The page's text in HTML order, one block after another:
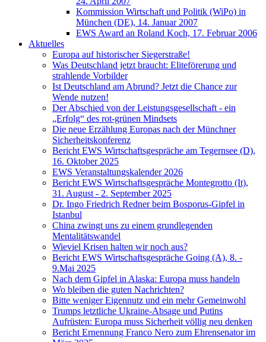
Kommission Wirtschaft und Politik (WiPo) in
München (DE), 14. Januar 2007
EWS Award an Roland Koch, 17. Februar 2006
Aktuelles
Europa auf historischer Siegerstraße!
Was Deutschland jetzt braucht: Eliteförerung und
strahlende Vorbilder
Ist Deutschland am Abrund? Jetzt die Chance zur
Wende nutzen!
Der Abschied von der Leistungsgesellschaft - ein
„Erfolg“ des rot-grünen Mindsets
Die neue Erzählung Europas nach der Münchner
Sicherheitskonferenz
Bericht EWS Wirtschaftsgespräche am Tegernsee (D),
16. Oktober 2025
EWS Veranstaltungskalender 2026
Bericht EWS Wirtschaftsgespräche Montegrotto (It),
31. August - 2. September 2025
Dr. Ingo Friedrich Redner beim Bosporus-Gipfel in
Istanbul
China zwingt uns zu einem grundlegenden
Mentalitätswandel
Wieviel Krisen halten wir noch aus?
Bericht EWS Wirtschaftsgespräche Going (A), 8. -
9.Mai 2025
Nach dem Gipfel in Alaska: Europa muss handeln
Wo bleiben die guten Nachrichten?
Bitte weniger Eigennutz und ein mehr Gemeinwohl
Trumps letztliche Ukraine-Absage und Putins
Aufrüsten: Europa muss Sicherheit völlig neu denken
Bericht Ernennung Franco Nero zum Ehrensenator im